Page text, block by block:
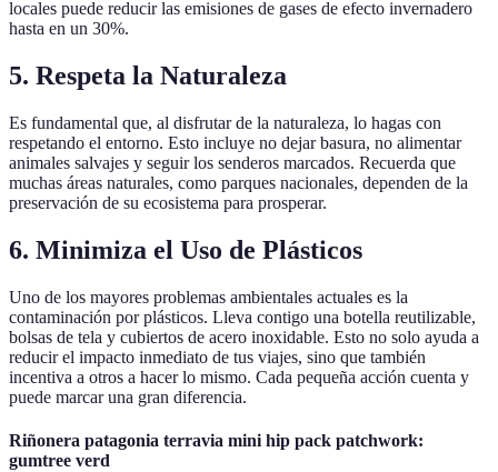
locales puede reducir las emisiones de gases de efecto invernadero
hasta en un 30%.
5. Respeta la Naturaleza
Es fundamental que, al disfrutar de la naturaleza, lo hagas con
respetando el entorno. Esto incluye no dejar basura, no alimentar
animales salvajes y seguir los senderos marcados. Recuerda que
muchas áreas naturales, como parques nacionales, dependen de la
preservación de su ecosistema para prosperar.
6. Minimiza el Uso de Plásticos
Uno de los mayores problemas ambientales actuales es la
contaminación por plásticos. Lleva contigo una botella reutilizable,
bolsas de tela y cubiertos de acero inoxidable. Esto no solo ayuda a
reducir el impacto inmediato de tus viajes, sino que también
incentiva a otros a hacer lo mismo. Cada pequeña acción cuenta y
puede marcar una gran diferencia.
Riñonera patagonia terravia mini hip pack patchwork:
gumtree verd